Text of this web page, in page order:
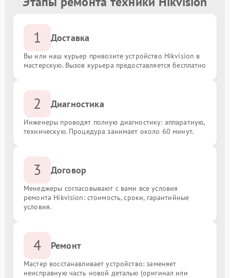
1 Доставка
Вы или наш курьер привозите устройство Hikvision в
мастерскую. Вызов курьера предоставляется бесплатно
2 Диагностика
Инженеры проводят полную диагностику: аппаратную,
техническую. Процедура занимает около 60 минут.
3 Договор
Менеджеры согласовывают с вами все условия
ремонта Hikvision: стоимость, сроки, гарантийные
условия.
4 Ремонт
Мастер восстанавливает устройство: заменяет
неисправную часть новой деталью (оригинал или